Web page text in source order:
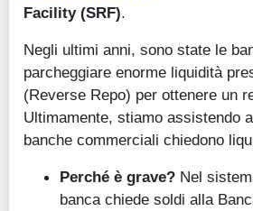
Facility (SRF).
Negli ultimi anni, sono state le
parcheggiare enorme liquidità
(Reverse Repo) per ottenere un
Ultimamente, stiamo assistendo
banche commerciali chiedono
Perché è grave? Nel
banca chiede soldi alla